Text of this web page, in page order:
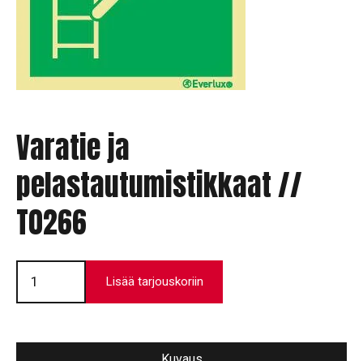
Varatie ja
pelastautumistikkaat //
T0266
Varatie
pelastautumistikkaat
//
Lisää tarjouskoriin